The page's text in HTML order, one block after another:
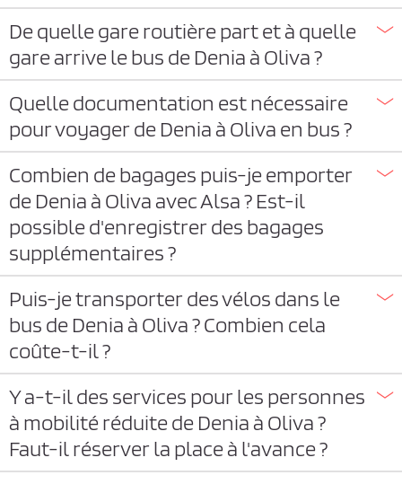
De quelle gare routière part et à quelle
gare arrive le bus de Denia à Oliva ?
Quelle documentation est nécessaire
pour voyager de Denia à Oliva en bus ?
Combien de bagages puis-je emporter
de Denia à Oliva avec Alsa ? Est-il
possible d'enregistrer des bagages
supplémentaires ?
Puis-je transporter des vélos dans le
bus de Denia à Oliva ? Combien cela
coûte-t-il ?
Y a-t-il des services pour les personnes
à mobilité réduite de Denia à Oliva ?
Faut-il réserver la place à l'avance ?